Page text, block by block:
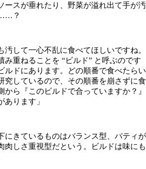
スが垂れたり、野菜が溢れ出て手が汚
？
汚して一心不乱に食べてほしいですね。
み重ねることを “ビルド” と呼ぶのです
ルドにあります。どの順番で食べたらい
究しているので、その順番を崩さずに食
から『このビルドで合っていますか？』
あります」
きているものはバランス型、パティが
肉しさ重視型だという。ビルドは味にも